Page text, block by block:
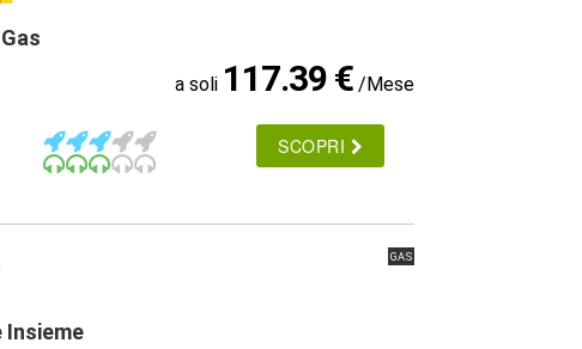
a soli 117.39 € /Mese
SCOPRI
GAS
Insieme